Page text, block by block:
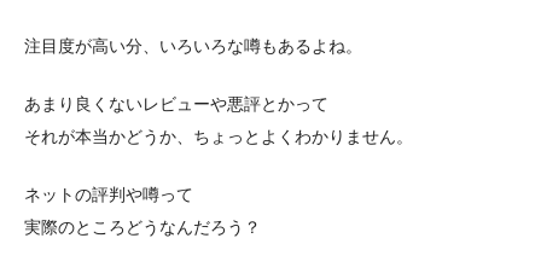
注目度が高い分、いろいろな噂もあるよね。
あまり良くないレビューや悪評とかって
それが本当かどうか、ちょっとよくわかりません。
ネットの評判や噂って
実際のところどうなんだろう？